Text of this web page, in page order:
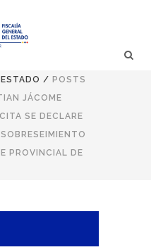
/ POSTS
JÁCOME
SE DECLARE
PROVINCIAL DE